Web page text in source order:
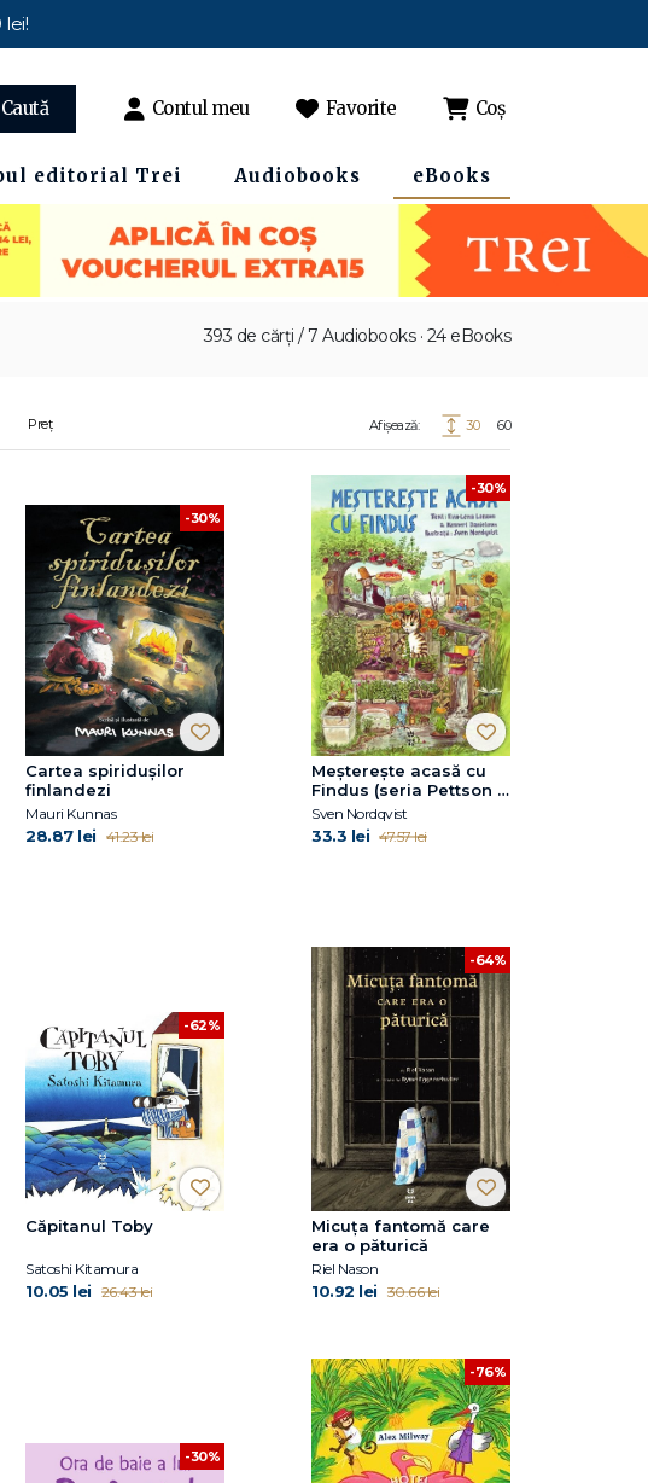
Caută Contul meu Favorite Coș
editorial Trei Audiobooks eBooks
393 de cărți / 7 Audiobooks · 24 eBooks
Preț Afișează: 30 60
-30%
Cartea spiridușilor
finlandezi
Mauri Kunnas
28.87 lei 41.23 lei
-30%
Meșterește acasă cu
Findus (seria Pettson și
Findus)
Sven Nordqvist
33.3 lei 47.57 lei
-62%
Căpitanul Toby
Satoshi Kitamura
10.05 lei 26.43 lei
-64%
Micuța fantomă care
era o păturică
Riel Nason
10.92 lei 30.66 lei
-30%
-76%